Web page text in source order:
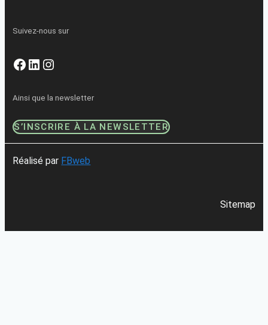
Suivez-nous sur
Facebook
LinkedIn
Instagram
Ainsi que la newsletter
S’INSCRIRE À LA NEWSLETTER
Réalisé par FBweb
Sitemap